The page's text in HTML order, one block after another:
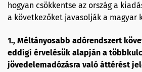
hogyan csökkentse az ország a
a következőket javasolják a magyar
1., Méltányosabb adórendszert
eddigi érvelésük alapján a
jövedelemadózásra való áttérést